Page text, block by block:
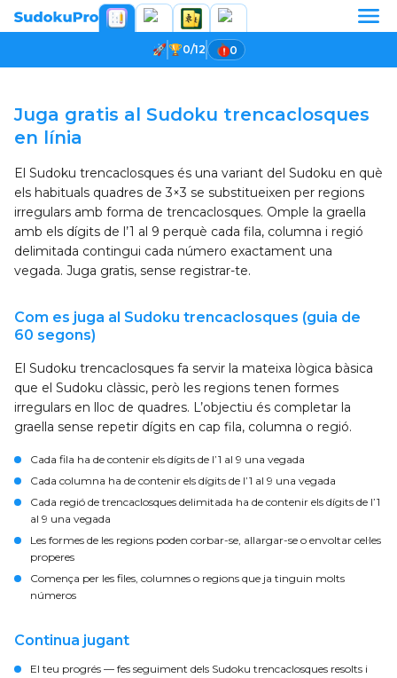
0/12 0
Juga gratis al Sudoku trencaclosques
en línia
El Sudoku trencaclosques és una variant del Sudoku en què
els habituals quadres de 3×3 se substitueixen per regions
irregulars amb forma de trencaclosques. Omple la graella
amb els dígits de l’1 al 9 perquè cada fila, columna i regió
delimitada contingui cada número exactament una
vegada. Juga gratis, sense registrar-te.
Com es juga al Sudoku trencaclosques (guia de
60 segons)
El Sudoku trencaclosques fa servir la mateixa lògica bàsica
que el Sudoku clàssic, però les regions tenen formes
irregulars en lloc de quadres. L’objectiu és completar la
graella sense repetir dígits en cap fila, columna o regió.
Cada fila ha de contenir els dígits de l’1 al 9 una vegada
Cada columna ha de contenir els dígits de l’1 al 9 una vegada
Cada regió de trencaclosques delimitada ha de contenir els dígits de l’1
al 9 una vegada
Les formes de les regions poden corbar-se, allargar-se o envoltar cel·les
properes
Comença per les files, columnes o regions que ja tinguin molts
números
Continua jugant
El teu progrés — fes seguiment dels Sudoku trencaclosques resolts i